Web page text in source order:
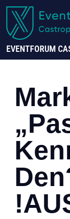
EVENTFORUM